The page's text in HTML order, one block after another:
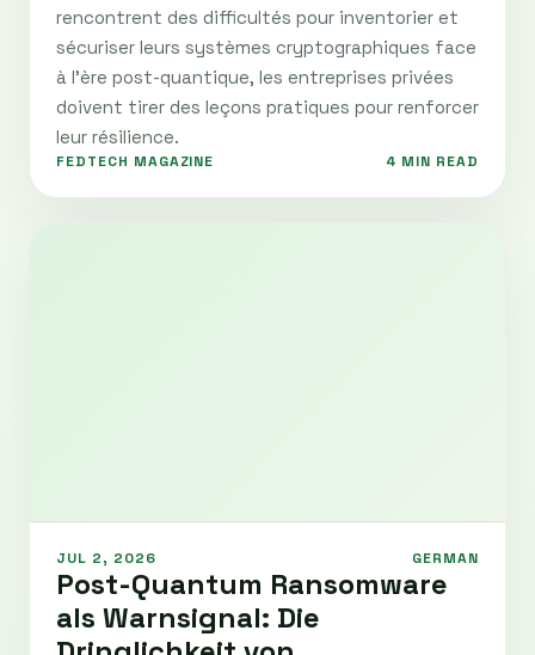
rencontrent des difficultés pour inventorier et
sécuriser leurs systèmes cryptographiques face
à l’ère post-quantique, les entreprises privées
doivent tirer des leçons pratiques pour renforcer
leur résilience.
FEDTECH MAGAZINE 4 MIN READ
JUL 2, 2026 GERMAN
Post-Quantum Ransomware
als Warnsignal: Die